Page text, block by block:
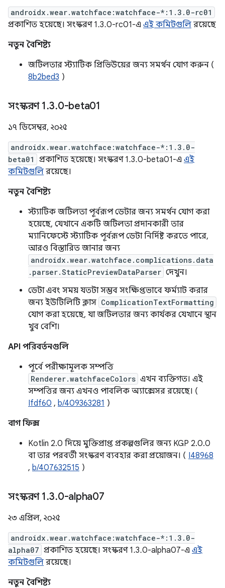
androidx.wear.watchface:watchface-*:1.3.0-rc01
প্রকাশিত হয়েছে। সংস্করণ 1.3.0-rc01-এ এই কমিটগুলি রয়েছে
নতুন বৈশিষ্ট্য
জটিলতার স্ট্যাটিক প্রিভিউয়ের জন্য সমর্থন যোগ করুন (
8b2bed3 )
সংস্করণ 1.3.0-beta01
১৭ ডিসেম্বর, ২০২৫
androidx.wear.watchface:watchface-*:1.3.0-
beta01
প্রকাশিত হয়েছে। সংস্করণ 1.3.0-beta01-এ এই
কমিটগুলি রয়েছে।
নতুন বৈশিষ্ট্য
স্ট্যাটিক জটিলতা পূর্বরূপ ডেটার জন্য সমর্থন যোগ করা
হয়েছে, যেখানে একটি জটিলতা প্রদানকারী তার
ম্যানিফেস্টে স্ট্যাটিক পূর্বরূপ ডেটা নির্দিষ্ট করতে পারে,
আরও বিস্তারিত জানার জন্য
androidx.wear.watchface.complications.data
.parser.StaticPreviewDataParser দেখুন।
ডেটা এবং সময় যতটা সম্ভব সংক্ষিপ্তভাবে ফর্ম্যাট করার
জন্য ইউটিলিটি ক্লাস ComplicationTextFormatting
যোগ করা হয়েছে, যা জটিলতার জন্য কার্যকর যেখানে স্থান
খুব বেশি।
API পরিবর্তনগুলি
পূর্বে পরীক্ষামূলক সম্পত্তি
Renderer.watchfaceColors এখন ব্যক্তিগত। এই
সম্পত্তির জন্য এখনও পাবলিক অ্যাক্সেসর রয়েছে। (
Ifdf60 , b/409363281 )
বাগ ফিক্স
Kotlin 2.0 দিয়ে মুক্তিপ্রাপ্ত প্রকল্পগুলির জন্য KGP 2.0.0
বা তার পরবর্তী সংস্করণ ব্যবহার করা প্রয়োজন। ( I48968
, b/407632515 )
সংস্করণ 1.3.0-alpha07
২৩ এপ্রিল, ২০২৫
androidx.wear.watchface:watchface-*:1.3.0-
alpha07 প্রকাশিত হয়েছে। সংস্করণ 1.3.0-alpha07-এ এই
কমিটগুলি রয়েছে।
নতুন বৈশিষ্ট্য